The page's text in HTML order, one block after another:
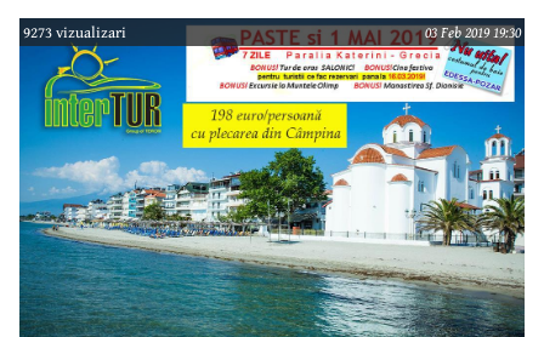
spaniol al Mediteranei, este o soluție de luat în seamă. Iar
dacă sunteți o familie mai numeroasă sau o gașcă de mai
mulți prieteni,
vă oferă posibilitatea închirierii unor
apartamente splendide, care vor scădea considerabil prețul
unei vacanțe memorabile.
9273 vizualizari 03 Feb 2019 19:30